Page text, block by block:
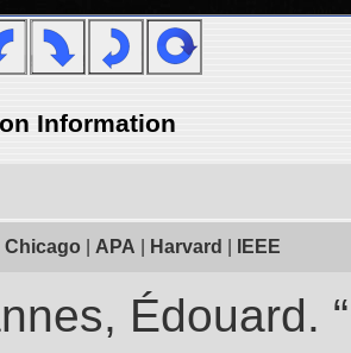
Information
Chicago APA Harvard IEEE
Édouard.